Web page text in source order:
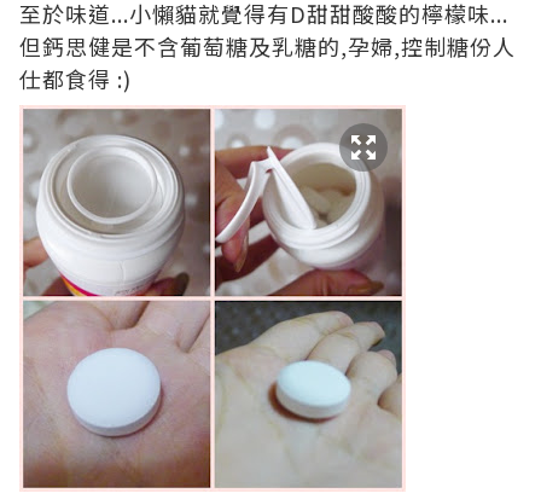
至於味道...小懶貓就覺得有D甜甜酸酸的檸檬味...
但鈣思健是不含葡萄糖及乳糖的,孕婦,控制糖份人
仕都食得 :)